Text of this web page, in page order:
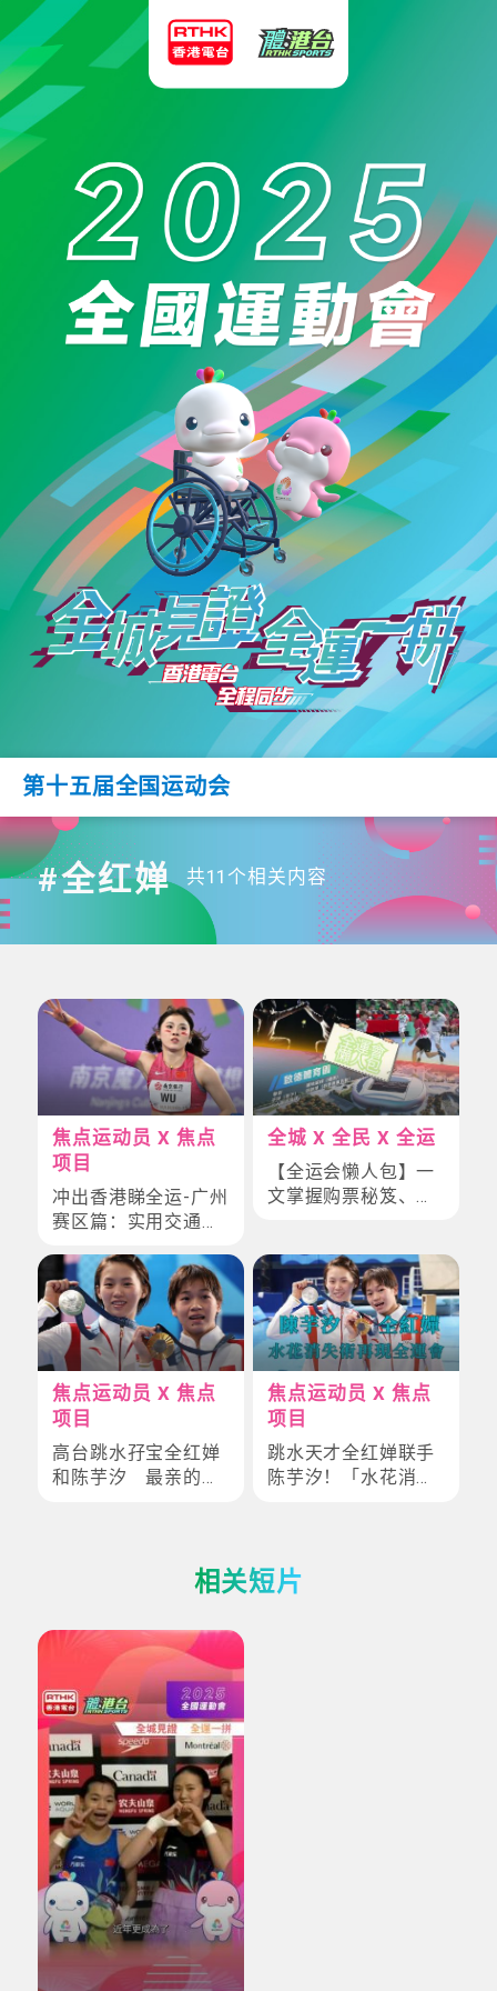
第十五届全国运动会
#全红婵 共11个相关内容
焦点运动员 X 焦点
项目
冲出香港睇全运-广州
赛区篇：实用交通指
及残特奥会轮椅篮球
观战懒人包
全城 X 全民 X 全运
【全运会懒人包】一
文掌握购票秘笈、跨
焦点运动员 X 焦点
项目
高台跳水孖宝全红婵
和陈芋汐 最亲的队
焦点运动员 X 焦点
项目
跳水天才全红婵联手
陈芋汐！「水花消失
相关短片